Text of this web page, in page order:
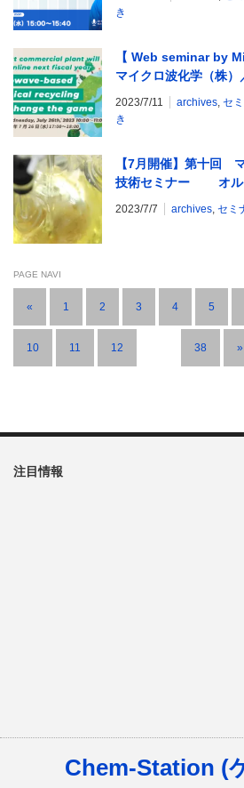
き
【 Web seminar by
マイクロ波化学（株
けウェビナー開催
2023/7/11 archives, セ
き
【7月開催】第十回
技術セミナー オル
PFAS（有機フッ素化
2023/7/7 archives, セミ
PAGE NAVI
« 1 2 3 4 5
10 11 12 38 »
注目情報
Chem-Station (